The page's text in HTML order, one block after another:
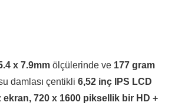
x 7.9mm ölçülerinde ve 177 gram
damlası çentikli 6,52 inç IPS LCD
ekran, 720 x 1600 piksellik bir HD +